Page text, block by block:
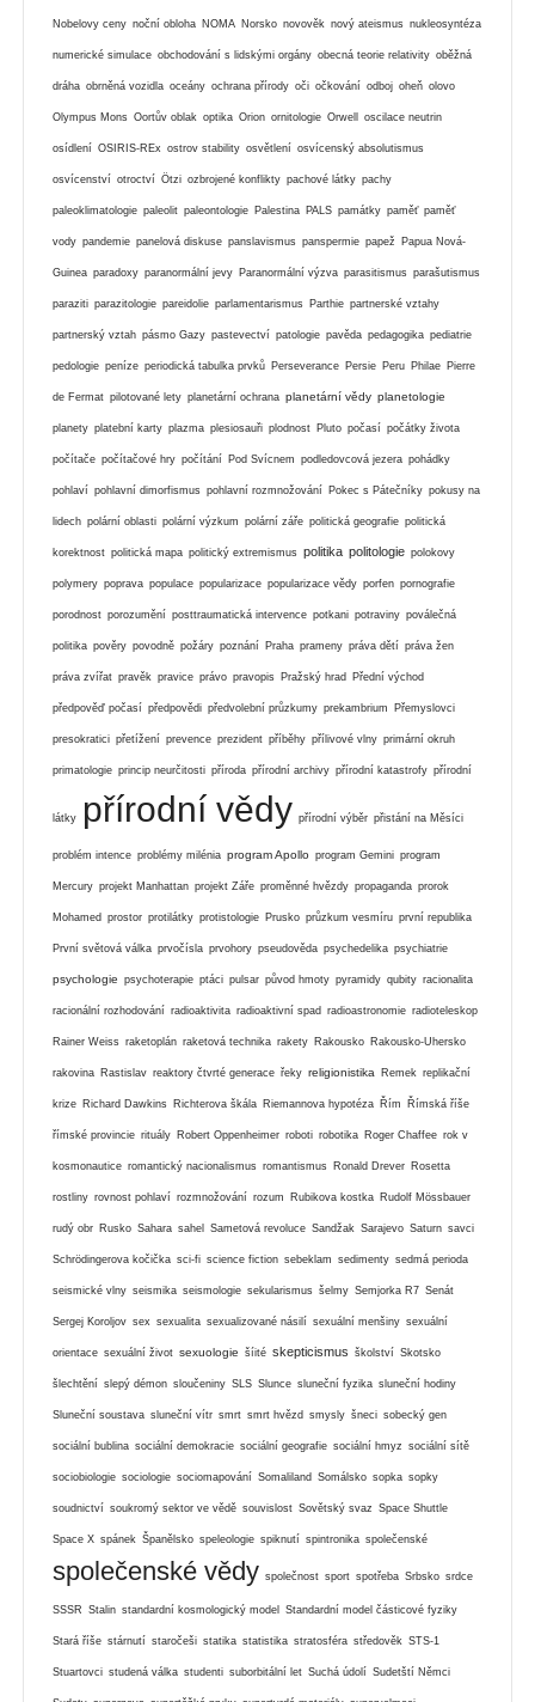
Nobelovy ceny noční obloha NOMA Norsko novověk nový ateismus nukleosyntéza
numerické simulace obchodování s lidskými orgány obecná teorie relativity oběžná
dráha obrněná vozidla oceány ochrana přírody oči očkování odboj oheň olovo
Olympus Mons Oortův oblak optika Orion ornitologie Orwell oscilace neutrin
osídlení OSIRIS-REx ostrov stability osvětlení osvícenský absolutismus
osvícenství otroctví Ötzi ozbrojené konflikty pachové látky pachy
paleoklimatologie paleolit paleontologie Palestina PALS památky paměť paměť
vody pandemie panelová diskuse panslavismus panspermie papež Papua Nová-
Guinea paradoxy paranormální jevy Paranormální výzva parasitismus parašutismus
paraziti parazitologie pareidolie parlamentarismus Parthie partnerské vztahy
partnerský vztah pásmo Gazy pastevectví patologie pavěda pedagogika pediatrie
pedologie peníze periodická tabulka prvků Perseverance Persie Peru Philae Pierre
de Fermat pilotované lety planetární ochrana planetární vědy planetologie
planety platební karty plazma plesiosauři plodnost Pluto počasí počátky života
počítače počítačové hry počítání Pod Svícnem podledovcová jezera pohádky
pohlaví pohlavní dimorfismus pohlavní rozmnožování Pokec s Pátečníky pokusy na
lidech polární oblasti polární výzkum polární záře politická geografie politická
korektnost politická mapa politický extremismus politika politologie polokovy
polymery poprava populace popularizace popularizace vědy porfen pornografie
porodnost porozumění posttraumatická intervence potkani potraviny poválečná
politika pověry povodně požáry poznání Praha prameny práva dětí práva žen
práva zvířat pravěk pravice právo pravopis Pražský hrad Přední východ
předpověď počasí předpovědi předvolební průzkumy prekambrium Přemyslovci
presokratici přetížení prevence prezident příběhy přílivové vlny primární okruh
primatologie princip neurčitosti příroda přírodní archivy přírodní katastrofy přírodní
látky přírodní vědy přírodní výběr přistání na Měsíci
problém intence problémy milénia program Apollo program Gemini program
Mercury projekt Manhattan projekt Záře proměnné hvězdy propaganda prorok
Mohamed prostor protilátky protistologie Prusko průzkum vesmíru první republika
První světová válka prvočísla prvohory pseudověda psychedelika psychiatrie
psychologie psychoterapie ptáci pulsar původ hmoty pyramidy qubity racionalita
racionální rozhodování radioaktivita radioaktivní spad radioastronomie radioteleskop
Rainer Weiss raketoplán raketová technika rakety Rakousko Rakousko-Uhersko
rakovina Rastislav reaktory čtvrté generace řeky religionistika Remek replikační
krize Richard Dawkins Richterova škála Riemannova hypotéza Řím Římská říše
římské provincie rituály Robert Oppenheimer roboti robotika Roger Chaffee rok v
kosmonautice romantický nacionalismus romantismus Ronald Drever Rosetta
rostliny rovnost pohlaví rozmnožování rozum Rubikova kostka Rudolf Mössbauer
rudý obr Rusko Sahara sahel Sametová revoluce Sandžak Sarajevo Saturn savci
Schrödingerova kočička sci-fi science fiction sebeklam sedimenty sedmá perioda
seismické vlny seismika seismologie sekularismus šelmy Semjorka R7 Senát
Sergej Koroljov sex sexualita sexualizované násilí sexuální menšiny sexuální
orientace sexuální život sexuologie šíité skepticismus školství Skotsko
šlechtění slepý démon sloučeniny SLS Slunce sluneční fyzika sluneční hodiny
Sluneční soustava sluneční vítr smrt smrt hvězd smysly šneci sobecký gen
sociální bublina sociální demokracie sociální geografie sociální hmyz sociální sítě
sociobiologie sociologie sociomapování Somaliland Somálsko sopka sopky
soudnictví soukromý sektor ve vědě souvislost Sovětský svaz Space Shuttle
Space X spánek Španělsko speleologie spiknutí spintronika společenské
společenské vědy společnost sport spotřeba Srbsko srdce
SSSR Stalin standardní kosmologický model Standardní model částicové fyziky
Stará říše stárnutí staročeši statika statistika stratosféra středověk STS-1
Stuartovci studená válka studenti suborbitální let Suchá údolí Sudetští Němci